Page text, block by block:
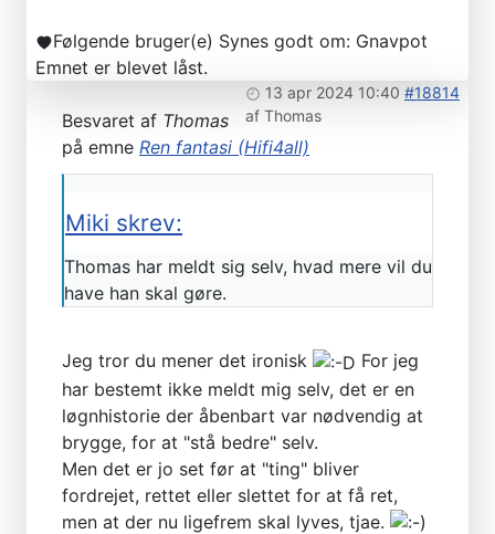
Følgende bruger(e) Synes godt om: Gnavpot
Emnet er blevet låst.
13 apr 2024 10:40 #18814
af Thomas
Besvaret af Thomas
på emne Ren fantasi (Hifi4all)
Miki skrev:
Thomas har meldt sig selv, hvad mere vil du
have han skal gøre.
Jeg tror du mener det ironisk
For jeg
har bestemt ikke meldt mig selv, det er en
løgnhistorie der åbenbart var nødvendig at
brygge, for at "stå bedre" selv.
Men det er jo set før at "ting" bliver
fordrejet, rettet eller slettet for at få ret,
men at der nu ligefrem skal lyves, tjae.